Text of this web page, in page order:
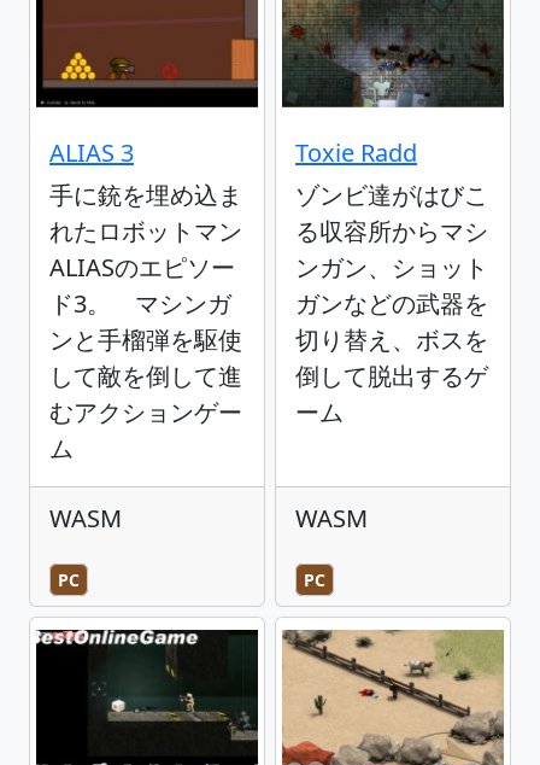
ALIAS 3
手に銃を埋め込ま
れたロボットマン
ALIASのエピソー
ド3。 マシンガ
ンと手榴弾を駆使
して敵を倒して進
むアクションゲー
ム
WASM
PC
Toxie Radd
ゾンビ達がはびこ
る収容所からマシ
ンガン、ショット
ガンなどの武器を
切り替え、ボスを
倒して脱出するゲ
ーム
WASM
PC